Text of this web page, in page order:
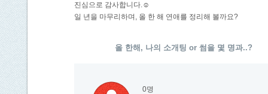
진심으로 감사합니다.☺️
일 년을 마무리하며, 올 한 해 연애를 정리해 볼까요?
올 한해, 나의 소개팅 or 썸을 몇 명과..?
0명